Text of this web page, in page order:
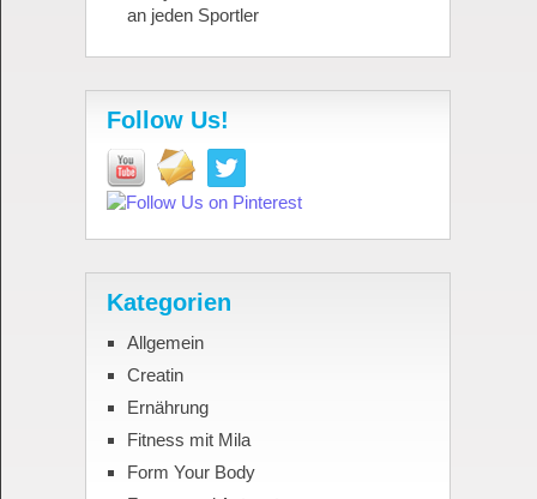
an jeden Sportler
Follow Us!
Kategorien
Allgemein
Creatin
Ernährung
Fitness mit Mila
Form Your Body